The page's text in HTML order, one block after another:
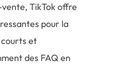
TikTok offre
pour la
et
des FAQ en